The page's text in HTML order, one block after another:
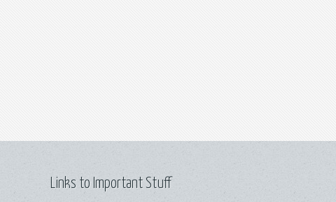
Links to Important Stuff